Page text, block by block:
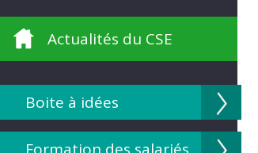
Actualités du CSE
Boite à idées